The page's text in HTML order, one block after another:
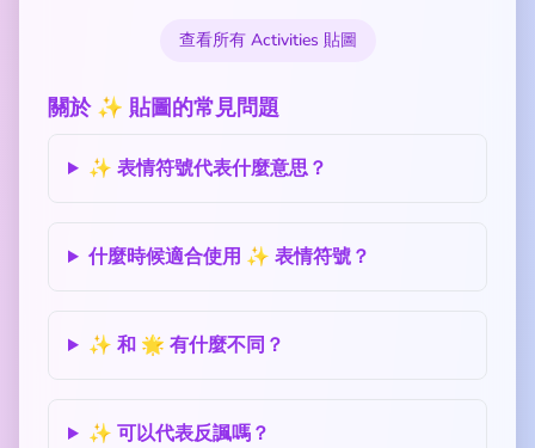
查看所有 Activities 貼圖
關於 ✨ 貼圖的常見問題
✨ 表情符號代表什麼意思？
什麼時候適合使用 ✨ 表情符號？
✨ 和 🌟 有什麼不同？
✨ 可以代表反諷嗎？